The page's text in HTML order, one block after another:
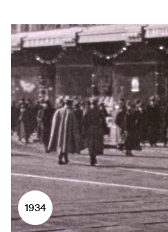
1934